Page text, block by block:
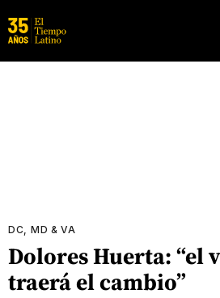
DC, MD & VA
Dolores Huerta: “el
traerá el cambio”